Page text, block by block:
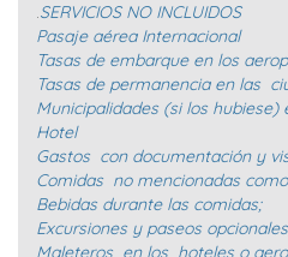
.SERVICIOS NO INCLUIDOS
Pasaje aérea Internacional
Tasas de embarque en los
Tasas de permanencia en las
Municipalidades (si los
Hotel
Gastos con documentación y
Comidas no mencionadas
Bebidas durante las comidas;
Excursiones y paseos